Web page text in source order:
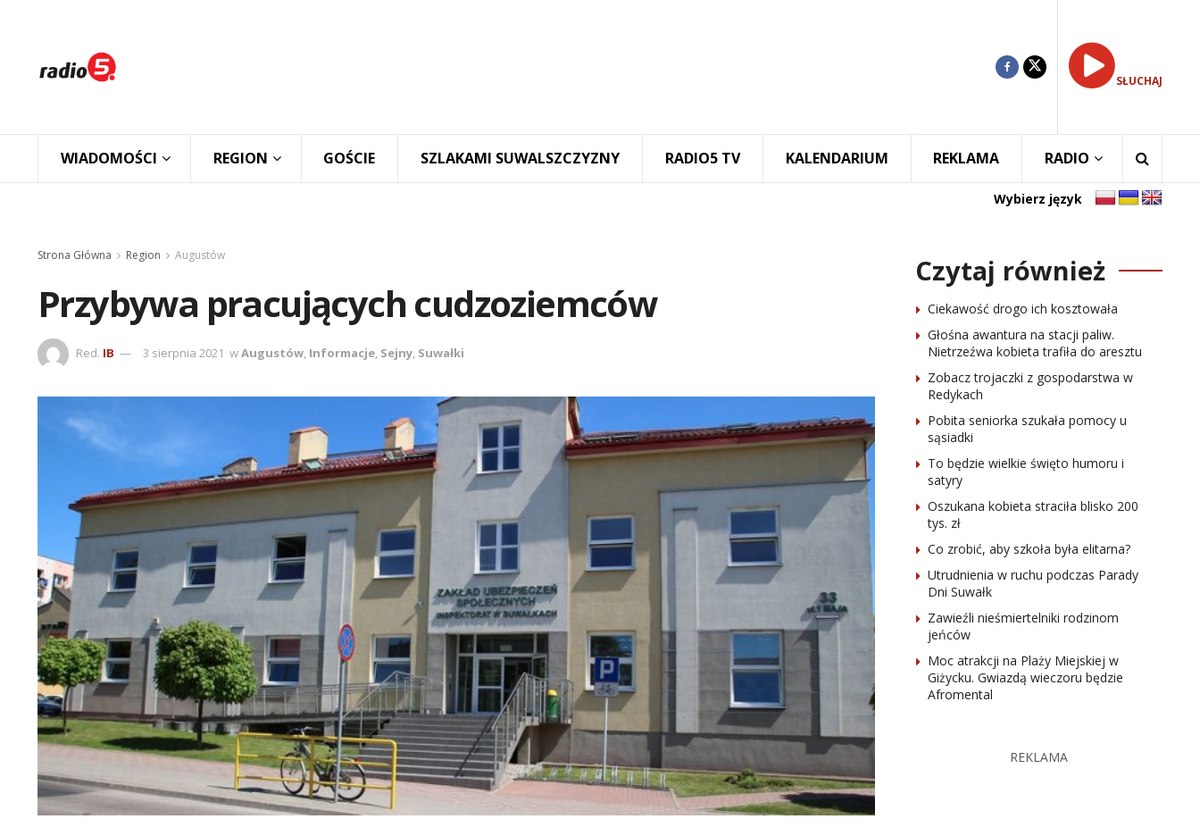
SŁUCHAJ
WIADOMOŚCI REGION GOŚCIE SZLAKAMI SUWALSZCZYZNY RADIO5 TV KALENDARIUM REKLAMA RADIO
Wybierz język
Strona Główna Region Augustów
Przybywa pracujących cudzoziemców
Red. IB 3 sierpnia 2021 wAugustów, Informacje, Sejny, Suwałki
Czytaj również
Ciekawość drogo ich kosztowała
Głośna awantura na stacji paliw.
Nietrzeźwa kobieta trafiła do aresztu
Zobacz trojaczki z gospodarstwa w
Redykach
Pobita seniorka szukała pomocy u
sąsiadki
To będzie wielkie święto humoru i
satyry
Oszukana kobieta straciła blisko 200
tys. zł
Co zrobić, aby szkoła była elitarna?
Utrudnienia w ruchu podczas Parady
Dni Suwałk
Zawieźli nieśmiertelniki rodzinom
jeńców
Moc atrakcji na Plaży Miejskiej w
Giżycku. Gwiazdą wieczoru będzie
Afromental
REKLAMA